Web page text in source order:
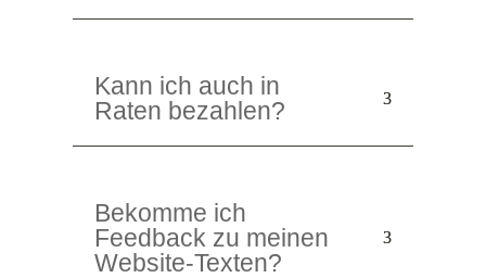
Kann ich auch in
Raten bezahlen?
Bekomme ich
Feedback zu meinen
Website-Texten?